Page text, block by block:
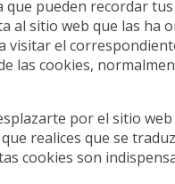
pueden recordar
al sitio web que las ha
visitar el
las cookies,
por el sitio
realices que se
cookies son